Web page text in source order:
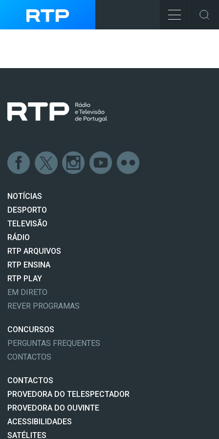
NOTÍCIAS
DESPORTO
TELEVISÃO
RÁDIO
RTP ARQUIVOS
RTP ENSINA
RTP PLAY
EM DIRETO
REVER PROGRAMAS
CONCURSOS
PERGUNTAS FREQUENTES
CONTACTOS
CONTACTOS
PROVEDORA DO TELESPECTADOR
PROVEDORA DO OUVINTE
ACESSIBILIDADES
SATÉLITES